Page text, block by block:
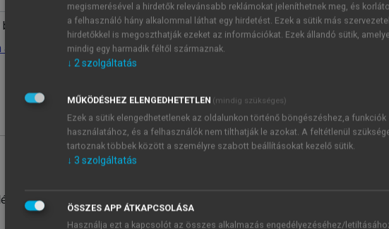
a jelszavamat
intézményi azonosítóval
JELSZÓ
Kérek értesítést a MeRSZ
Kérek értesítést az
megismerésével a hirdetők relevánsabb reklámokat jeleníthetnek meg, és
a felhasználó hány alkalommal láthat egy hirdetést. Ezek a sütik más
hirdetőkkel is megoszthatják ezeket az információkat. Ezek állandó sütik,
mindig egy harmadik féltől származnak.
↓ 2szolgáltatás
MŰKÖDÉSHEZ ELENGEDHETETLEN (mindig szükséges)
Ezek a sütik elengedhetetlenek az oldalunkon történő böngészéshez,a funkciók
használatához, és a felhasználók nem tilthatják le azokat. A feltétlenül
tartoznak többek között a személyre szabott beállításokat kezelő sütik.
↓ 3 szolgáltatás
ÖSSZES APP ÁTKAPCSOLÁSA
Használja ezt a kapcsolót az összes alkalmazás engedélyezéséhez/